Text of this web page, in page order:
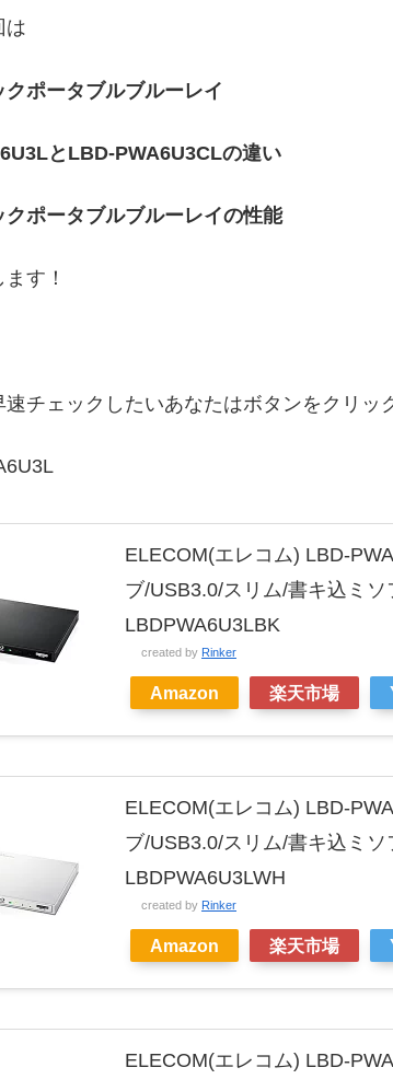
は
クポータブルブルーレイ
とLBD-PWA6U3CLの違い
クポータブルブルーレイの性能
す！
チェックしたいあなたはボタンをクリッ
ELECOM(エレコム) LBD-
ブ/USB3.0/スリム/書キ込ミ
LBDPWA6U3LBK
created by Rinker
Amazon 楽天市場
ELECOM(エレコム) LBD-
ブ/USB3.0/スリム/書キ込ミ
LBDPWA6U3LWH
created by Rinker
Amazon 楽天市場
ELECOM(エレコム) LBD-